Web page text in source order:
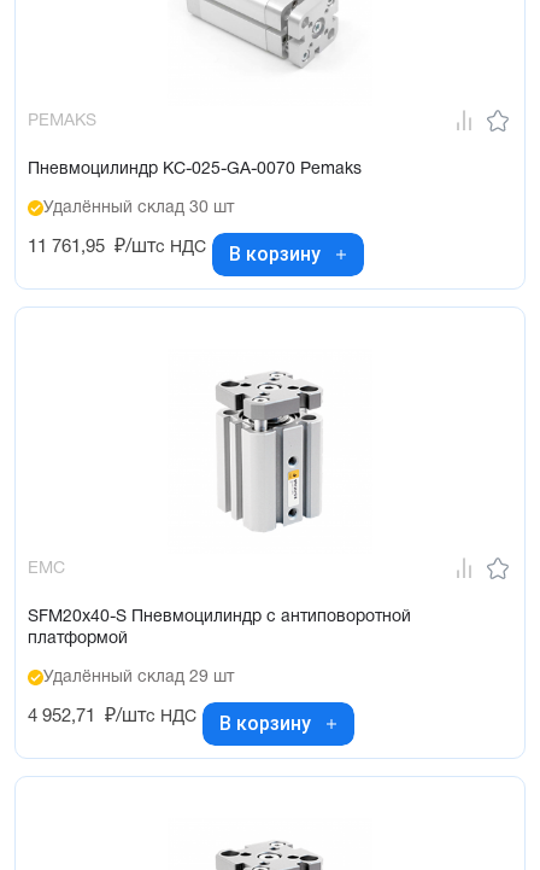
PEMAKS
Пневмоцилиндр KC-025-GA-0070 Pemaks
Удалённый склад 30 шт
11 761,95 ₽/штс НДС В корзину
EMC
SFM20x40-S Пневмоцилиндр с антиповоротной
платформой
Удалённый склад 29 шт
4 952,71 ₽/штс НДС В корзину